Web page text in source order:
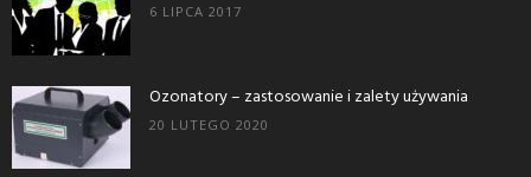
6 LIPCA 2017
Ozonatory – zastosowanie i zalety używania
20 LUTEGO 2020